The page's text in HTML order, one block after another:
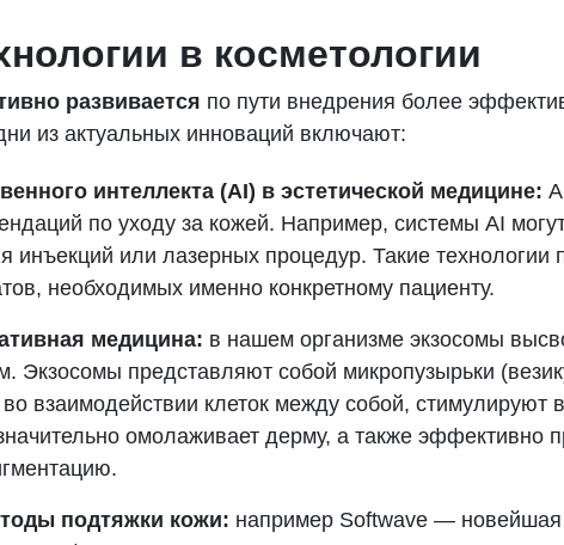
в косметологии
развивается по пути внедрения более
из актуальных инноваций включают:
интеллекта (AI) в эстетической медицине:
по уходу за кожей. Например, системы AI
инъекций или лазерных процедур. Такие
необходимых именно конкретному пациенту​​.
медицина: в нашем организме экзосомы
Экзосомы представляют собой микропузырьки
взаимодействии клеток между собой, стимулируют
омолаживает дерму, а также эффективно
подтяжки кожи: например Softwave — новейшая